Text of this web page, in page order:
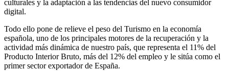
culturales y la adaptación a las tendencias del nuevo consumidor
digital.
Todo ello pone de relieve el peso del Turismo en la economía
española, uno de los principales motores de la recuperación y la
actividad más dinámica de nuestro país, que representa el 11% del
Producto Interior Bruto, más del 12% del empleo y le sitúa como el
primer sector exportador de España.